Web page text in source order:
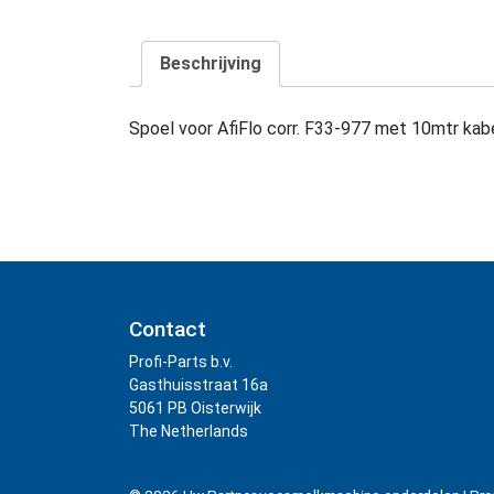
Beschrijving
Spoel voor AfiFlo corr. F33-977 met 10mtr
Contact
Profi-Parts b.v.
Gasthuisstraat 16a
5061 PB Oisterwijk
The Netherlands